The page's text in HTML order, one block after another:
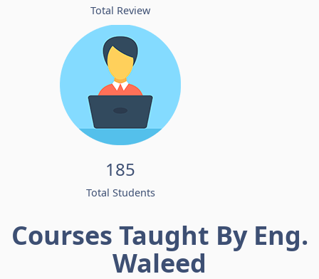
Total Review
185
Total Students
Courses Taught By Eng.
Waleed